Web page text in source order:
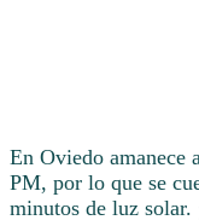
En Oviedo amanece
PM, por lo que se
minutos de luz solar.